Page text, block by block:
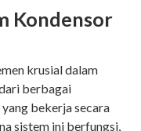
Kondensor
krusial dalam
berbagai
bekerja secara
sistem ini berfungsi,